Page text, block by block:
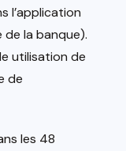
l’application
la banque).
utilisation de
de
les 48